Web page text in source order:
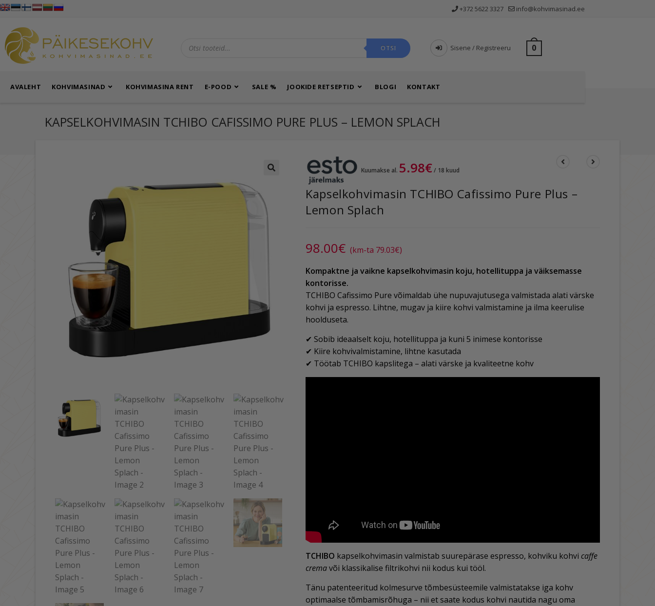
+372 5622 3327 info@kohvimasinad.ee
OTSI Sisene / Registreeru 0
AVALEHT KOHVIMASINAD KOHVIMASINA RENT E-POOD SALE % JOOKIDE RETSEPTID BLOGI KONTAKT
KAPSELKOHVIMASIN TCHIBO CAFISSIMO PURE PLUS – LEMON SPLACH
Kuumakse al. 5.98€/ 18 kuud
Kapselkohvimasin TCHIBO Cafissimo Pure Plus –
Lemon Splach
98.00€ (km-ta 79.03€)
Kompaktne ja vaikne kapselkohvimasin koju, hotellituppa ja väiksemasse
kontorisse.
TCHIBO Cafissimo Pure võimaldab ühe nupuvajutusega valmistada alati värske
kohvi ja espresso. Lihtne, mugav ja kiire kohvi valmistamine ja ilma keerulise
hoolduseta.
✔ Sobib ideaalselt koju, hotellituppa ja kuni 5 inimese kontorisse
✔ Kiire kohvivalmistamine, lihtne kasutada
✔ Töötab TCHIBO kapslitega – alati värske ja kvaliteetne kohv
TCHIBO kapselkohvimasin valmistab suurepärase espresso, kohviku kohvi caffe
cremavõi klassikalise filtrikohvi nii kodus kui tööl.
Tänu patenteeritud kolmesurve tõmbesüsteemile valmistatakse iga kohv
optimaalse tõmbamisrõhuga – nii et saate kodus kohvi nautida nagu oma